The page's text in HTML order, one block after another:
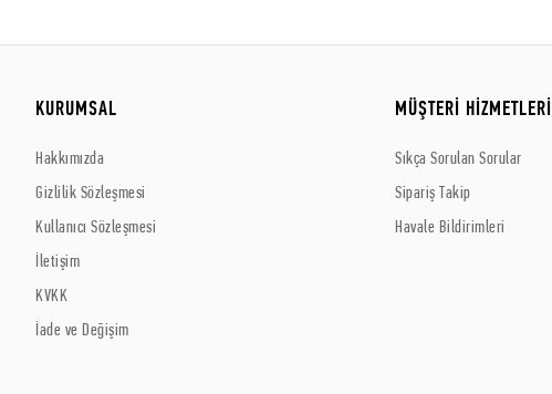
KURUMSAL
Hakkımızda
Gizlilik Sözleşmesi
Kullanıcı Sözleşmesi
İletişim
KVKK
İade ve Değişim
MÜŞTERİ HİZMETLERİ
Sıkça Sorulan Sorular
Sipariş Takip
Havale Bildirimleri